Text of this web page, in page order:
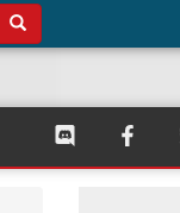
SQUARE